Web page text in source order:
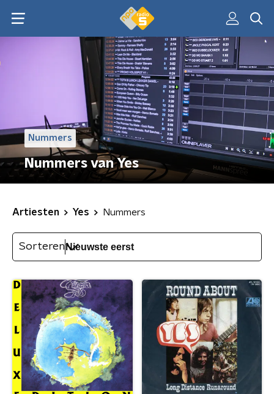
Nummers
Nummers van Yes
Artiesten Yes Nummers
Sorteren